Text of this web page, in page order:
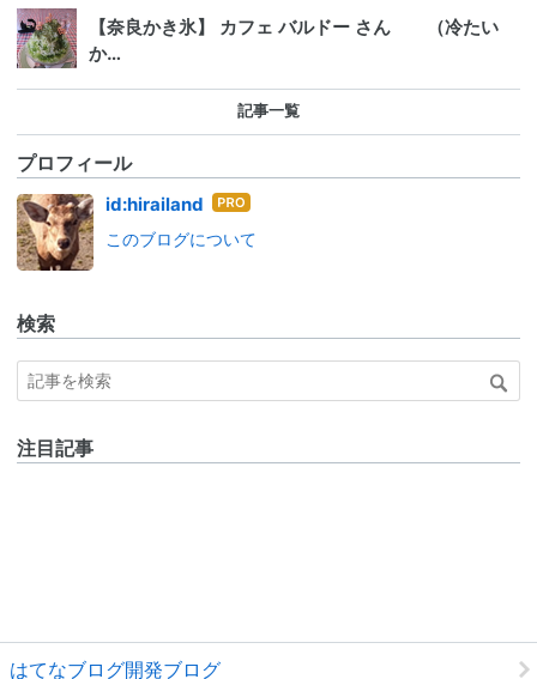
【奈良かき氷】 カフェ バルドー さん （冷たい
か…
記事一覧
プロフィール
id:hirailand はて
ログ
このブログについて
検索
注目記事
はてなブログ開発ブログ